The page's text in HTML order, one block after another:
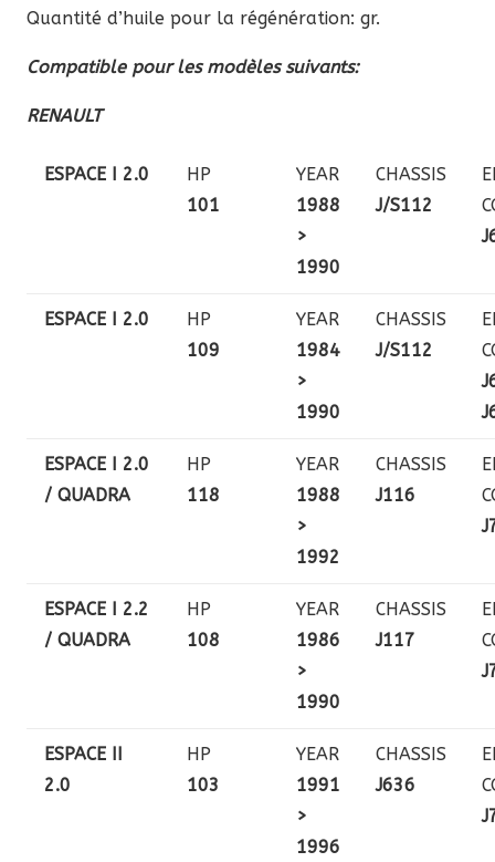
Quantité d’huile pour la régénération: gr.
Compatible pour les modèles suivants:
RENAULT
ESPACE I 2.0
HP
101
YEAR
1988
>
1990
CHASSIS
J/S112
ESPACE I 2.0
HP
109
YEAR
1984
>
1990
CHASSIS
J/S112
ESPACE I 2.0
/ QUADRA
HP
118
YEAR
1988
>
1992
CHASSIS
J116
ESPACE I 2.2
/ QUADRA
HP
108
YEAR
1986
>
1990
CHASSIS
J117
ESPACE II
2.0
HP
103
YEAR
1991
>
1996
CHASSIS
J636